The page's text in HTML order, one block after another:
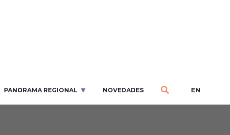
PANORAMA REGIONAL NOVEDADES EN